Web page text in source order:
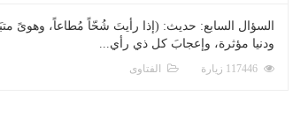
السؤال السابع: حديث: (إذا رأيتَ شُحّاً مُطاعاً، وهوىً
ودنيا مؤثرة، وإعجابَ كل ذي رأي...
الفتاوى